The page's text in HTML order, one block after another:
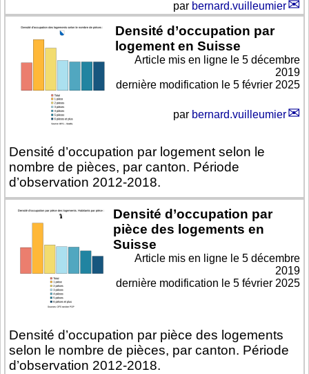
par bernard.vuilleumier
Densité d’occupation par
logement en Suisse
Densité d’occupation par logement selon le
nombre de pièces, par canton. Période
d’observation 2012-2018.
Article mis en ligne le 5 décembre
2019
dernière modification le 5 février 2025
par bernard.vuilleumier
Densité d’occupation par
pièce des logements en
Suisse
Densité d’occupation par pièce des logements
selon le nombre de pièces, par canton. Période
d’observation 2012-2018.
Article mis en ligne le 5 décembre
2019
dernière modification le 5 février 2025